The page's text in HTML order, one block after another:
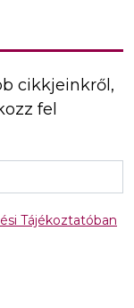
cikkjeinkről,
fel
Tájékoztatóban